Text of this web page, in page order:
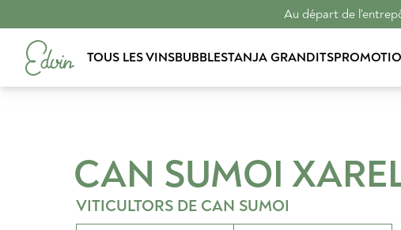
Au départ de
TOUS LES VINSBUBBLESTANJA GRANDITS
CAN SUMOI
VITICULTORS DE CAN SUMOI